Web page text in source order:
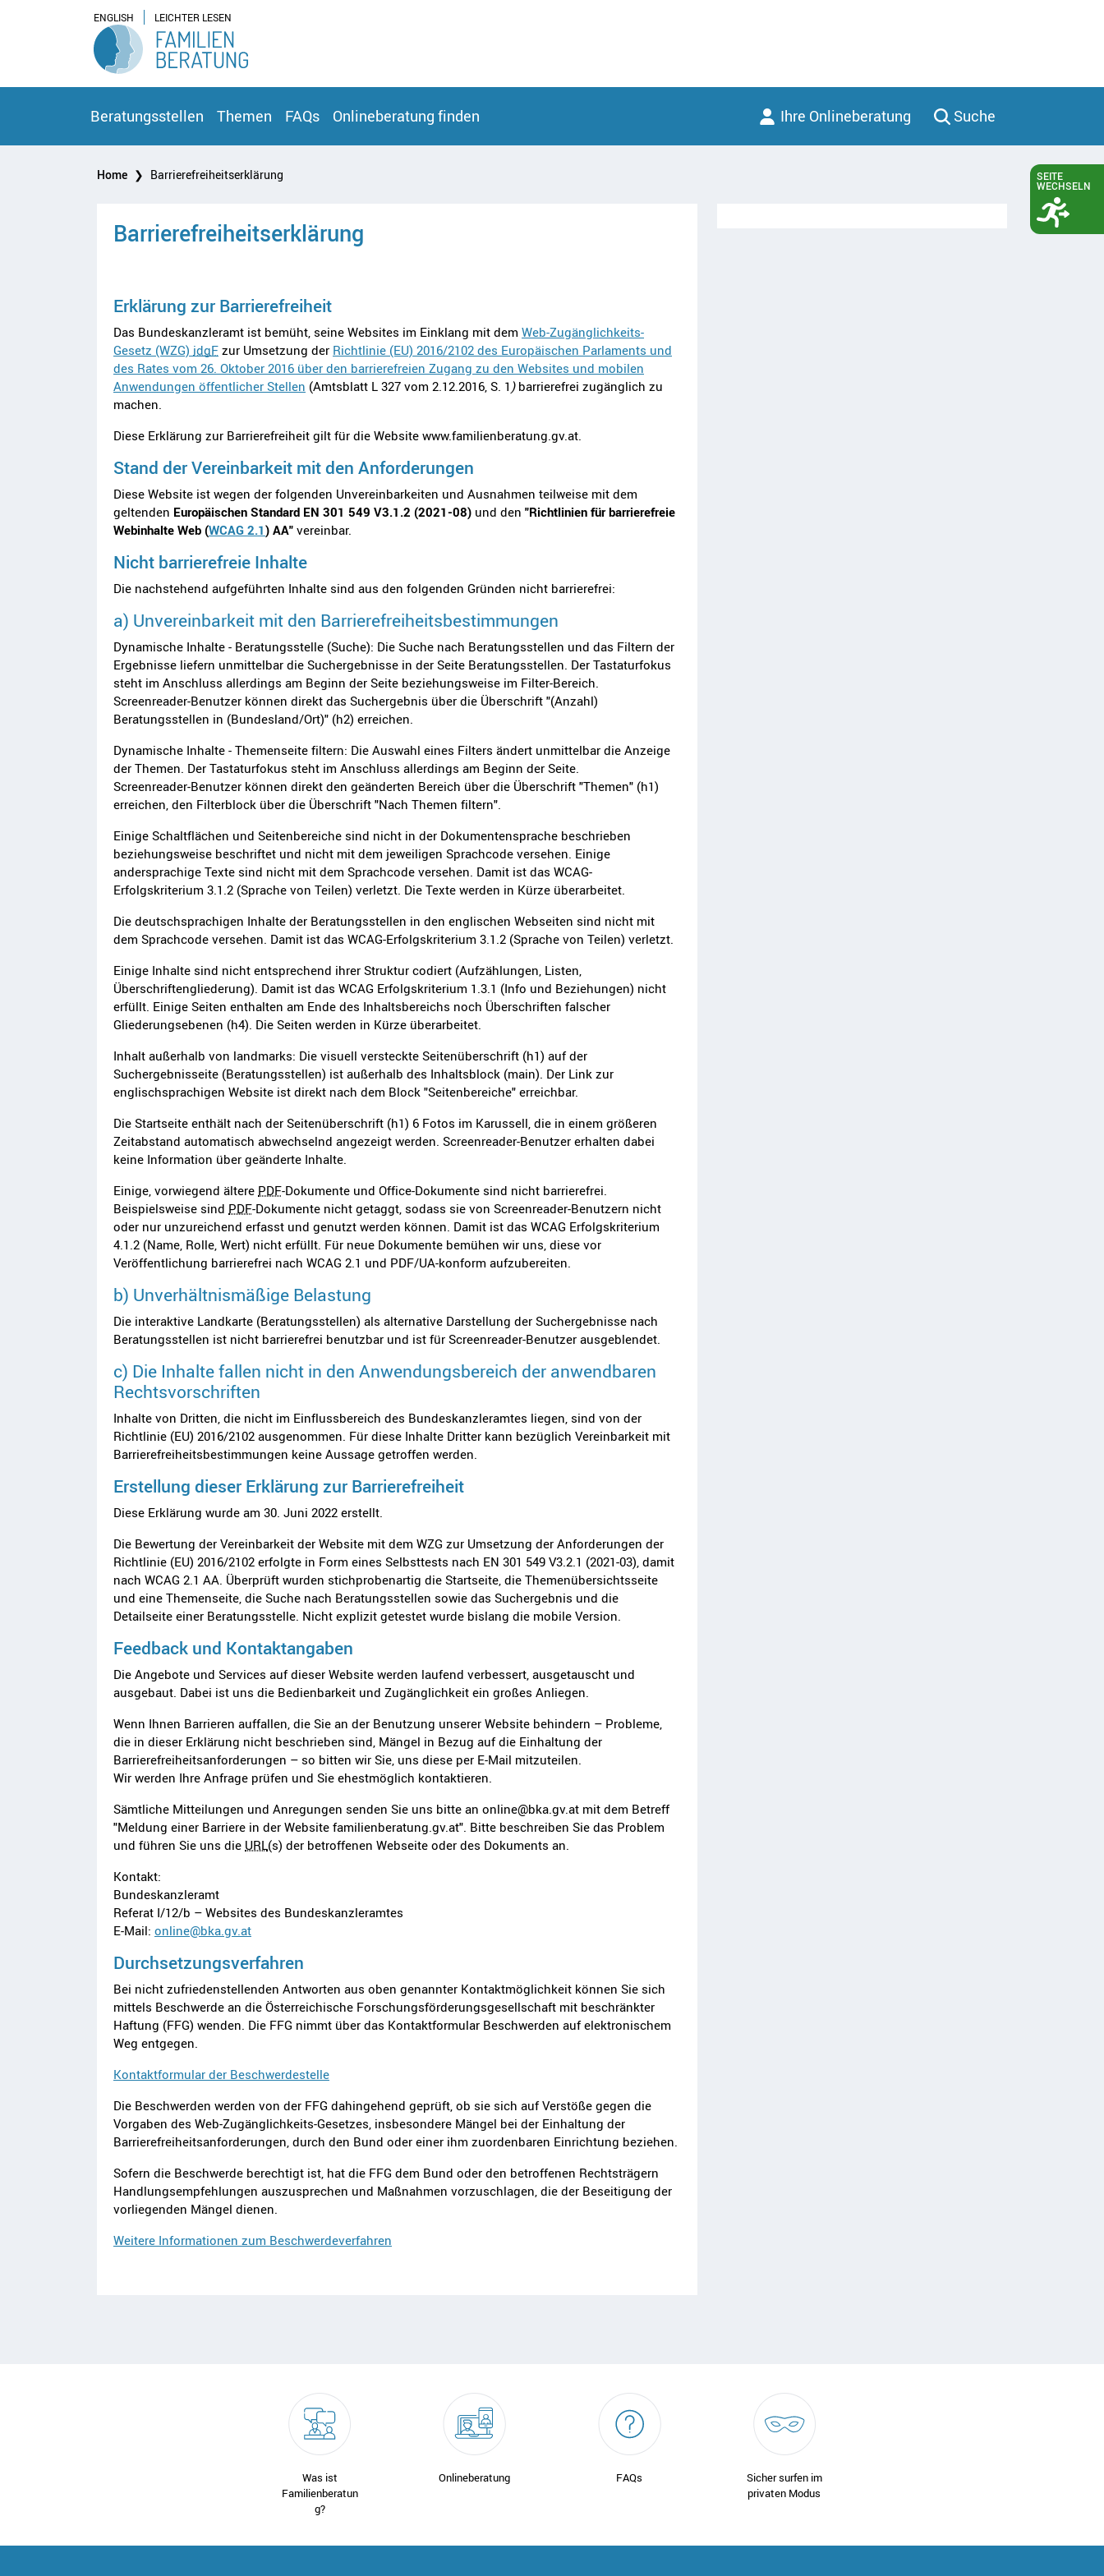
u
m
H
p
m
n
u
m
I
a
t
c2
ENGLISH LEICHTER LESEN
Beratungsstellen Themen FAQs Onlineberatung finden Ihre Onlineberatung Suche
Home Barrierefreiheitserklärung
Barrierefreiheitserklärung
Erklärung zur Barrierefreiheit
Das Bundeskanzleramt ist bemüht, seine Websites im Einklang mit dem Web-Zugänglichkeits-
Gesetz (WZG) idgF zur Umsetzung der Richtlinie (EU) 2016/2102 des Europäischen Parlaments und
des Rates vom 26. Oktober 2016 über den barrierefreien Zugang zu den Websites und mobilen
Anwendungen öffentlicher Stellen (Amtsblatt L 327 vom 2.12.2016, S. 1 ) barrierefrei zugänglich zu
machen.
Diese Erklärung zur Barrierefreiheit gilt für die Website www.familienberatung.gv.at.
Stand der Vereinbarkeit mit den Anforderungen
Diese Website ist wegen der folgenden Unvereinbarkeiten und Ausnahmen teilweise mit dem
geltenden Europäischen Standard EN 301 549 V3.1.2 (2021-08) und den "Richtlinien für barrierefreie
Webinhalte Web (WCAG 2.1) AA" vereinbar.
Nicht barrierefreie Inhalte
Die nachstehend aufgeführten Inhalte sind aus den folgenden Gründen nicht barrierefrei:
a) Unvereinbarkeit mit den Barrierefreiheitsbestimmungen
Dynamische Inhalte - Beratungsstelle (Suche): Die Suche nach Beratungsstellen und das Filtern der
Ergebnisse liefern unmittelbar die Suchergebnisse in der Seite Beratungsstellen. Der Tastaturfokus
steht im Anschluss allerdings am Beginn der Seite beziehungsweise im Filter-Bereich.
Screenreader-Benutzer können direkt das Suchergebnis über die Überschrift "(Anzahl)
Beratungsstellen in (Bundesland/Ort)" (h2) erreichen.
Dynamische Inhalte - Themenseite filtern: Die Auswahl eines Filters ändert unmittelbar die Anzeige
der Themen. Der Tastaturfokus steht im Anschluss allerdings am Beginn der Seite.
Screenreader-Benutzer können direkt den geänderten Bereich über die Überschrift "Themen" (h1)
erreichen, den Filterblock über die Überschrift "Nach Themen filtern".
Einige Schaltflächen und Seitenbereiche sind nicht in der Dokumentensprache beschrieben
beziehungsweise beschriftet und nicht mit dem jeweiligen Sprachcode versehen. Einige
andersprachige Texte sind nicht mit dem Sprachcode versehen. Damit ist das WCAG-
Erfolgskriterium 3.1.2 (Sprache von Teilen) verletzt. Die Texte werden in Kürze überarbeitet.
Die deutschsprachigen Inhalte der Beratungsstellen in den englischen Webseiten sind nicht mit
dem Sprachcode versehen. Damit ist das WCAG-Erfolgskriterium 3.1.2 (Sprache von Teilen) verletzt.
Einige Inhalte sind nicht entsprechend ihrer Struktur codiert (Aufzählungen, Listen,
Überschriftengliederung). Damit ist das WCAG Erfolgskriterium 1.3.1 (Info und Beziehungen) nicht
erfüllt. Einige Seiten enthalten am Ende des Inhaltsbereichs noch Überschriften falscher
Gliederungsebenen (h4). Die Seiten werden in Kürze überarbeitet.
Inhalt außerhalb von landmarks: Die visuell versteckte Seitenüberschrift (h1) auf der
Suchergebnisseite (Beratungsstellen) ist außerhalb des Inhaltsblock (main). Der Link zur
englischsprachigen Website ist direkt nach dem Block "Seitenbereiche" erreichbar.
Die Startseite enthält nach der Seitenüberschrift (h1) 6 Fotos im Karussell, die in einem größeren
Zeitabstand automatisch abwechselnd angezeigt werden. Screenreader-Benutzer erhalten dabei
keine Information über geänderte Inhalte.
Einige, vorwiegend ältere PDF-Dokumente und Office-Dokumente sind nicht barrierefrei.
Beispielsweise sind PDF-Dokumente nicht getaggt, sodass sie von Screenreader-Benutzern nicht
oder nur unzureichend erfasst und genutzt werden können. Damit ist das WCAG Erfolgskriterium
4.1.2 (Name, Rolle, Wert) nicht erfüllt. Für neue Dokumente bemühen wir uns, diese vor
Veröffentlichung barrierefrei nach WCAG 2.1 und PDF/UA-konform aufzubereiten.
b) Unverhältnismäßige Belastung
Die interaktive Landkarte (Beratungsstellen) als alternative Darstellung der Suchergebnisse nach
Beratungsstellen ist nicht barrierefrei benutzbar und ist für Screenreader-Benutzer ausgeblendet.
c) Die Inhalte fallen nicht in den Anwendungsbereich der anwendbaren
Rechtsvorschriften
Inhalte von Dritten, die nicht im Einflussbereich des Bundeskanzleramtes liegen, sind von der
Richtlinie (EU) 2016/2102 ausgenommen. Für diese Inhalte Dritter kann bezüglich Vereinbarkeit mit
Barrierefreiheitsbestimmungen keine Aussage getroffen werden.
Erstellung dieser Erklärung zur Barrierefreiheit
Diese Erklärung wurde am 30. Juni 2022 erstellt.
Die Bewertung der Vereinbarkeit der Website mit dem WZG zur Umsetzung der Anforderungen der
Richtlinie (EU) 2016/2102 erfolgte in Form eines Selbsttests nach EN 301 549 V3.2.1 (2021-03), damit
nach WCAG 2.1 AA. Überprüft wurden stichprobenartig die Startseite, die Themenübersichtsseite
und eine Themenseite, die Suche nach Beratungsstellen sowie das Suchergebnis und die
Detailseite einer Beratungsstelle. Nicht explizit getestet wurde bislang die mobile Version.
Feedback und Kontaktangaben
Die Angebote und Services auf dieser Website werden laufend verbessert, ausgetauscht und
ausgebaut. Dabei ist uns die Bedienbarkeit und Zugänglichkeit ein großes Anliegen.
Wenn Ihnen Barrieren auffallen, die Sie an der Benutzung unserer Website behindern – Probleme,
die in dieser Erklärung nicht beschrieben sind, Mängel in Bezug auf die Einhaltung der
Barrierefreiheitsanforderungen – so bitten wir Sie, uns diese per E‑Mail mitzuteilen.
Wir werden Ihre Anfrage prüfen und Sie ehestmöglich kontaktieren.
Sämtliche Mitteilungen und Anregungen senden Sie uns bitte an online@bka.gv.at mit dem Betreff
"Meldung einer Barriere in der Website familienberatung.gv.at". Bitte beschreiben Sie das Problem
und führen Sie uns die URL(s) der betroffenen Webseite oder des Dokuments an.
Kontakt:
Bundeskanzleramt
Referat I/12/b – Websites des Bundeskanzleramtes
E-Mail: online@bka.gv.at
Durchsetzungsverfahren
Bei nicht zufriedenstellenden Antworten aus oben genannter Kontaktmöglichkeit können Sie sich
mittels Beschwerde an die Österreichische Forschungsförderungsgesellschaft mit beschränkter
Haftung (FFG) wenden. Die FFG nimmt über das Kontaktformular Beschwerden auf elektronischem
Weg entgegen.
Kontaktformular der Beschwerdestelle
Die Beschwerden werden von der FFG dahingehend geprüft, ob sie sich auf Verstöße gegen die
Vorgaben des Web-Zugänglichkeits-Gesetzes, insbesondere Mängel bei der Einhaltung der
Barrierefreiheitsanforderungen, durch den Bund oder einer ihm zuordenbaren Einrichtung beziehen.
Sofern die Beschwerde berechtigt ist, hat die FFG dem Bund oder den betroffenen Rechtsträgern
Handlungsempfehlungen auszusprechen und Maßnahmen vorzuschlagen, die der Beseitigung der
vorliegenden Mängel dienen.
Weitere Informationen zum Beschwerdeverfahren
Was ist
Familienberatun
g?
Onlineberatung FAQs
Sicher surfen im
privaten Modus
SEITE
WECHSELN